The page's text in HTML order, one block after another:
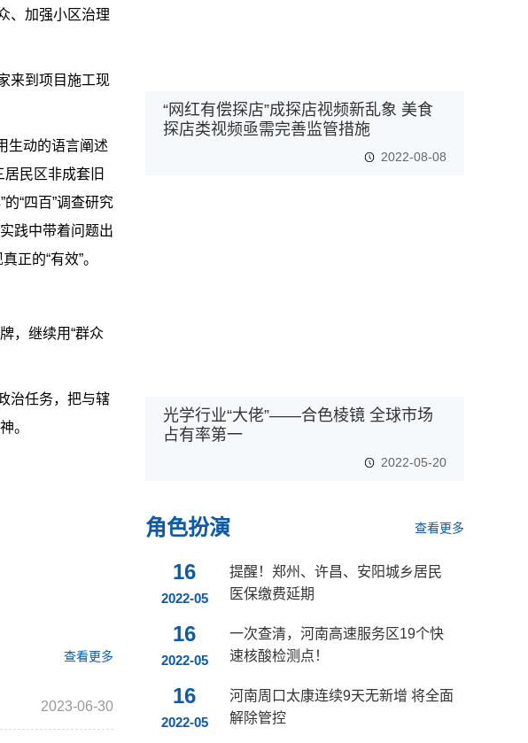
、加强小区治理
来到项目施工现
生动的语言阐述
民区非成套旧
“四百”调查研究
践中带着问题出
正的“有效”。
，继续用“群众
治任务，把与辖
。
查看更多
2023-06-30
“网红有偿探店”成探店视频新乱象 美食
探店类视频亟需完善监管措施
2022-08-08
光学行业“大佬”——合色棱镜 全球市场
占有率第一
2022-05-20
角色扮演 查看更多
16
2022-05
提醒！郑州、许昌、安阳城乡居民
医保缴费延期
16
2022-05
一次查清，河南高速服务区19个快
速核酸检测点！
16
2022-05
河南周口太康连续9天无新增 将全面
解除管控